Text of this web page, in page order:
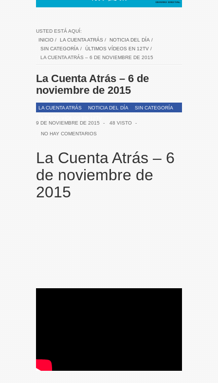
USTED ESTÁ AQUÍ:
INICIO / LA CUENTA ATRÁS / NOTICIA DEL DÍA /
SIN CATEGORÍA / ÚLTIMOS VÍDEOS EN 12TV /
LA CUENTA ATRÁS – 6 DE NOVIEMBRE DE 2015
La Cuenta Atrás – 6 de
noviembre de 2015
LA CUENTA ATRÁS NOTICIA DEL DÍA
SIN CATEGORÍA
9 DE NOVIEMBRE DE 2015
- 48 VISTO
-
NO HAY COMENTARIOS
La Cuenta Atrás – 6
de noviembre de
2015